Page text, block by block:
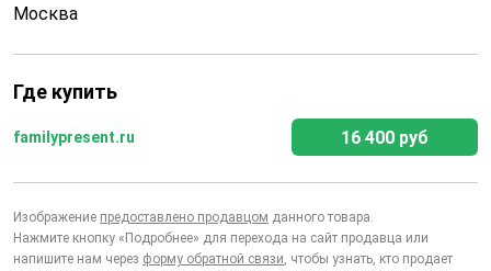
Москва
Где купить
familypresent.ru 16 400 руб
Изображение предоставлено продавцом данного товара.
Нажмите кнопку «Подробнее» для перехода на сайт продавца или
напишите нам через форму обратной связи, чтобы узнать, кто продает